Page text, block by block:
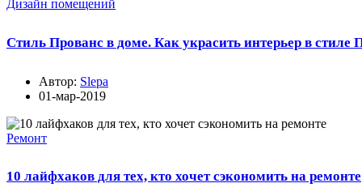
Дизайн помещений
Стиль Прованс в доме. Как украсить интерьер в стиле
Автор: Slepa
01-мар-2019
Ремонт
10 лайфхаков для тех, кто хочет сэкономить на ремонте